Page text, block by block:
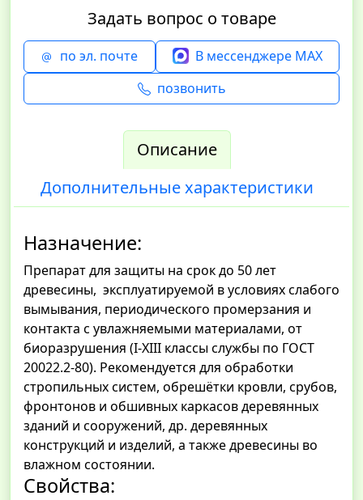
Задать вопрос о товаре
по эл. почте
В мессенджере MAX
позвонить
Описание
Дополнительные характеристики
Назначение:
Препарат для защиты на срок до 50 лет
древесины, эксплуатируемой в условиях слабого
вымывания, периодического промерзания и
контакта с увлажняемыми материалами, от
биоразрушения (I-XIII классы службы по ГОСТ
20022.2-80). Рекомендуется для обработки
стропильных систем, обрешётки кровли, срубов,
фронтонов и обшивных каркасов деревянных
зданий и сооружений, др. деревянных
конструкций и изделий, а также древесины во
влажном состоянии.
Свойства: